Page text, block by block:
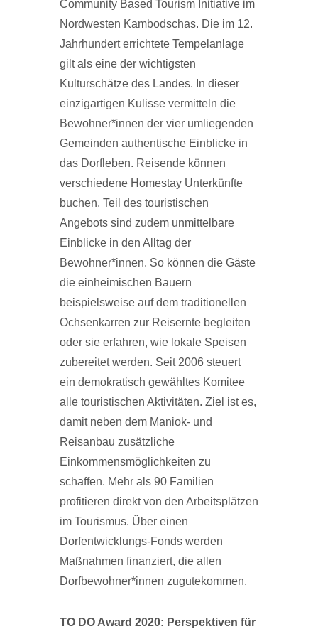
Community Based Tourism Initiative im
Nordwesten Kambodschas. Die im 12.
Jahrhundert errichtete Tempelanlage
gilt als eine der wichtigsten
Kulturschätze des Landes. In dieser
einzigartigen Kulisse vermitteln die
Bewohner*innen der vier umliegenden
Gemeinden authentische Einblicke in
das Dorfleben. Reisende können
verschiedene Homestay Unterkünfte
buchen. Teil des touristischen
Angebots sind zudem unmittelbare
Einblicke in den Alltag der
Bewohner*innen. So können die Gäste
die einheimischen Bauern
beispielsweise auf dem traditionellen
Ochsenkarren zur Reisernte begleiten
oder sie erfahren, wie lokale Speisen
zubereitet werden. Seit 2006 steuert
ein demokratisch gewähltes Komitee
alle touristischen Aktivitäten. Ziel ist es,
damit neben dem Maniok- und
Reisanbau zusätzliche
Einkommensmöglichkeiten zu
schaffen. Mehr als 90 Familien
profitieren direkt von den Arbeitsplätzen
im Tourismus. Über einen
Dorfentwicklungs-Fonds werden
Maßnahmen finanziert, die allen
Dorfbewohner*innen zugutekommen.
TO DO Award 2020: Perspektiven für